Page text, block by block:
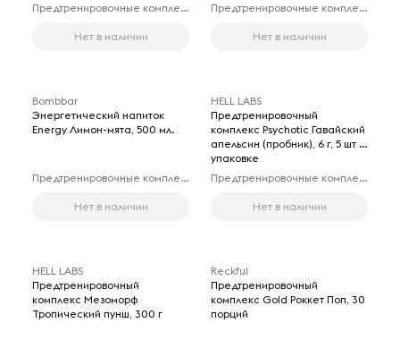
Предтренировочные комплексы
Нет в наличии
Предтренировочные комплексы
Нет в наличии
Bombbar
Энергетический напиток
Energy Лимон-мята, 500 мл.
Предтренировочные комплексы
Нет в наличии
HELL LABS
Предтренировочный
комплекс Psychotic Гавайский
апельсин (пробник), 6 г, 5 шт в
упаковке
Предтренировочные комплексы
Нет в наличии
HELL LABS
Предтренировочный
комплекс Мезоморф
Тропический пунш, 300 г
Reckful
Предтренировочный
комплекс Gold Роккет Поп, 30
порций